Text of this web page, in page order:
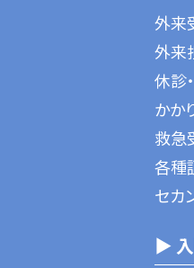
外来
外来
休診
かか
救急
各種
セカ
▶ 入